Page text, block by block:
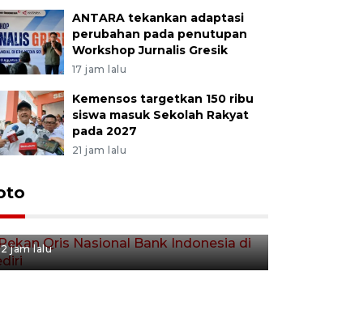
ANTARA tekankan adaptasi
perubahan pada penutupan
Workshop Jurnalis Gresik
17 jam lalu
Kemensos targetkan 150 ribu
siswa masuk Sekolah Rakyat
pada 2027
21 jam lalu
Pekan Qris Nasional Bank
2 jam lalu